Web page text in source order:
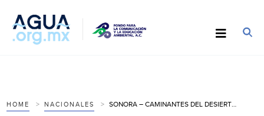
HOME NACIONALES